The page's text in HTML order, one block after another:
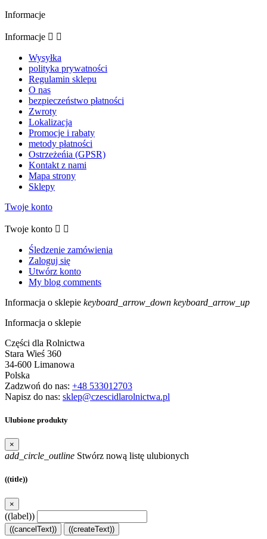
Informacje
Informacje  
Wysyłka
polityka prywatności
Regulamin sklepu
O nas
bezpieczeństwo płatności
Zwroty
Lokalizacja
Promocje i rabaty
metody płatności
Ostrzeżeńia (GPSR)
Kontakt z nami
Mapa strony
Sklepy
Twoje konto
Twoje konto  
Śledzenie zamówienia
Zaloguj się
Utwórz konto
My blog comments
Informacja o sklepie keyboard_arrow_down keyboard_arrow_up
Informacja o sklepie
Części dla Rolnictwa
Stara Wieś 360
34-600 Limanowa
Polska
Zadzwoń do nas: +48 533012703
Napisz do nas: sklep@czescidlarolnictwa.pl
Ulubione produkty
×
add_circle_outline Stwórz nową listę ulubionych
((title))
×
((label))
((cancelText)) ((createText))